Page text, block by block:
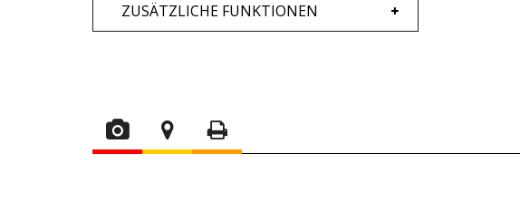
ZUSÄTZLICHE FUNKTIONEN